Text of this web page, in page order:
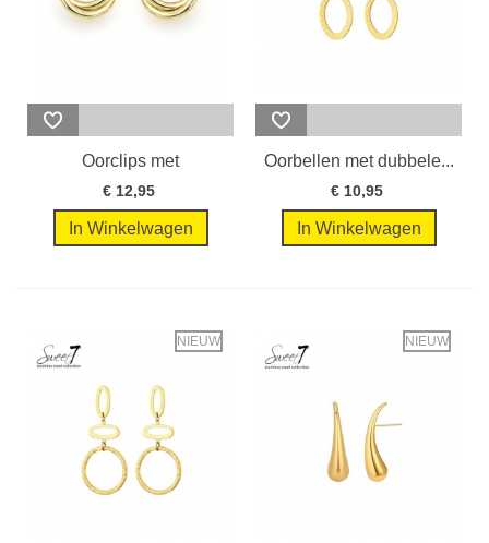
Oorclips met
goudkleurige...
€ 12,95
In Winkelwagen
Oorbellen met dubbele...
€ 10,95
In Winkelwagen
NIEUW NIEUW